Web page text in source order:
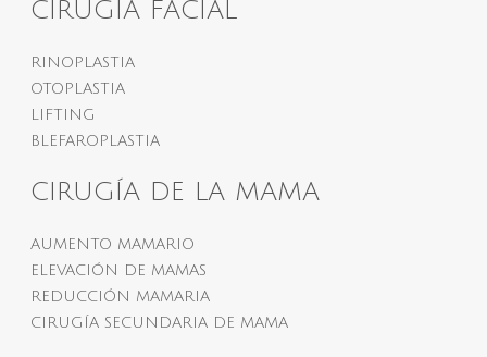
CIRUGÍA FACIAL
RINOPLASTIA
OTOPLASTIA
LIFTING
BLEFAROPLASTIA
CIRUGÍA DE LA MAMA
AUMENTO MAMARIO
ELEVACIÓN DE MAMAS
REDUCCIÓN MAMARIA
CIRUGÍA SECUNDARIA DE MAMA